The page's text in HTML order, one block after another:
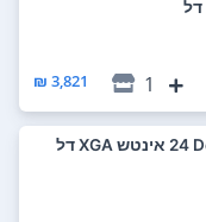
1
3,821 ₪